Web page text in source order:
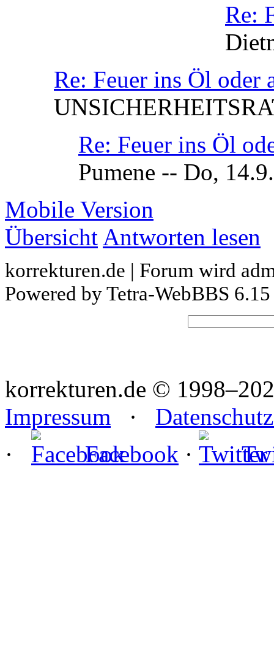
Re:
Re: Feuer ins Öl oder
Re: Feuer ins Öl
Pumene -- Do,
Mobile Version
Übersicht Antworten lesen
korrekturen.de | Forum wird
Powered by Tetra-WebBBS
korrekturen.de ©
Impressum ·
·
Facebook ·